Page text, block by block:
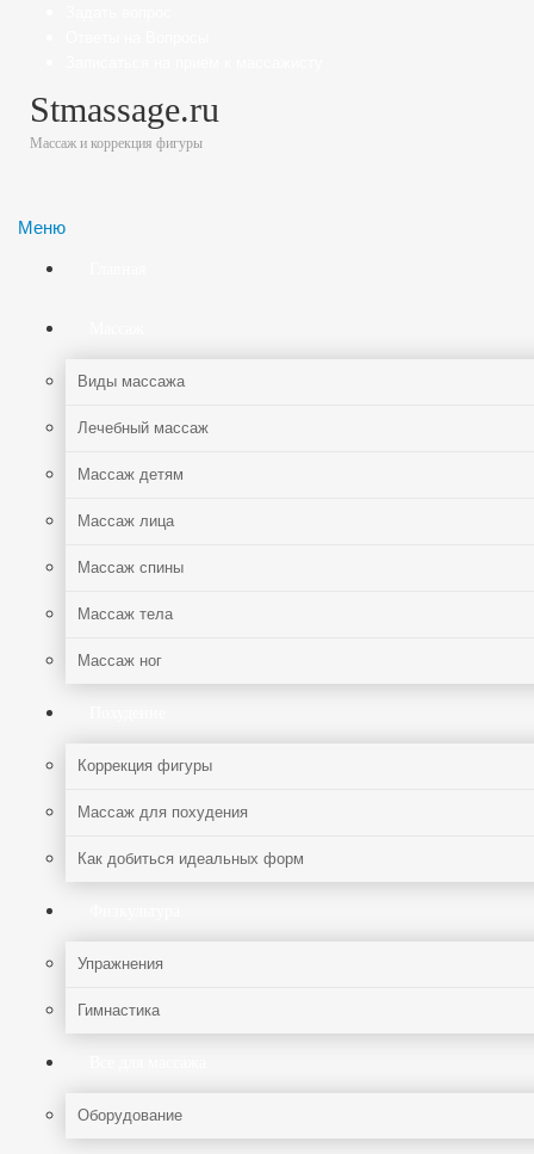
Stmassage.ru
Массаж и коррекция фигуры
Меню
Виды массажа
Лечебный массаж
Массаж детям
Массаж лица
Массаж спины
Массаж тела
Массаж ног
Коррекция фигуры
Массаж для похудения
Как добиться идеальных форм
Упражнения
Гимнастика
Оборудование